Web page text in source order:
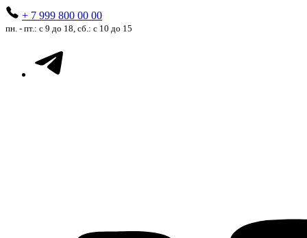
+ 7 999 800 00 00
пн. - пт.: с 9 до 18, сб.: с 10 до 15